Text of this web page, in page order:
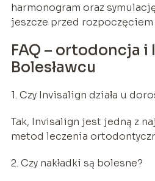
harmonogram oraz
jeszcze przed
FAQ – ortodoncja
Bolesławcu
1. Czy Invisalign działa u
Tak, Invisalign jest jedną z
metod leczenia
2. Czy nakładki są bolesne?